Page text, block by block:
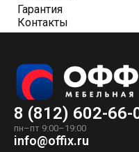
Гарантия
Контакты
8 (812) 602-66-
пн–пт 9:00–19:00
info@offix.ru